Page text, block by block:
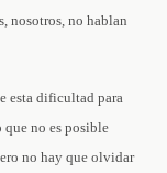
nosotros, no hablan
esta dificultad para
no es posible
no hay que olvidar